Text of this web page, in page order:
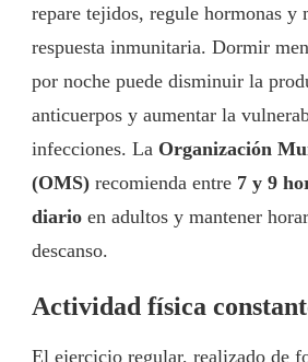
repare tejidos, regule hormonas y
respuesta inmunitaria. Dormir
por noche puede disminuir la
anticuerpos y aumentar la
infecciones. La Organización
(OMS) recomienda entre 7 y 9
diario en adultos y mantener
descanso.
Actividad física
El ejercicio regular, realizado de